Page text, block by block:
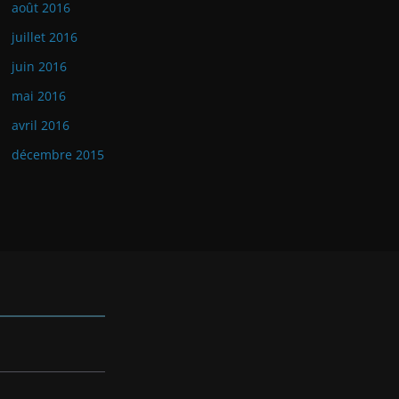
août 2016
juillet 2016
juin 2016
mai 2016
avril 2016
décembre 2015